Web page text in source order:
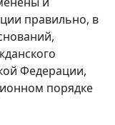
правильно, в
Федерации,
порядке